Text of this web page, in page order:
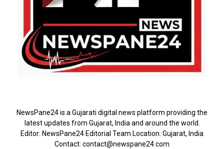
NewsPane24 is a Gujarati digital news platform providing the
latest updates from Gujarat, India and around the world.
Editor: NewsPane24 Editorial Team Location: Gujarat, India
Contact: contact@newspane24.com